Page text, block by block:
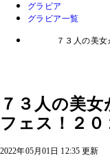
グラビア
グラビア一覧
７３人の美
７３人の美
フェス！２０
2022年05月01日 12:35 更新